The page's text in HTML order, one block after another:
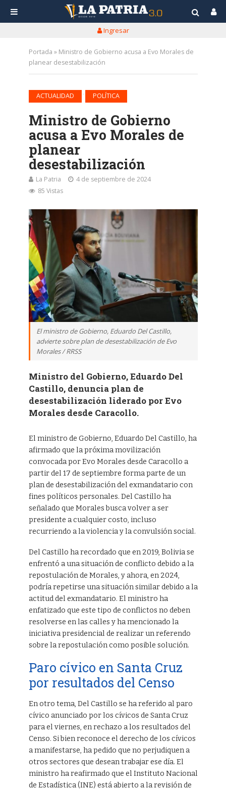
Ingresar
Portada » Ministro de Gobierno acusa a Evo Morales de
planear desestabilización
ACTUALIDAD POLÍTICA
Ministro de Gobierno
acusa a Evo Morales de
planear
desestabilización
La Patria
4 de septiembre de 2024
85 Vistas
El ministro de Gobierno, Eduardo Del Castillo,
advierte sobre plan de desestabilización de Evo
Morales / RRSS
Ministro del Gobierno, Eduardo Del
Castillo, denuncia plan de
desestabilización liderado por Evo
Morales desde Caracollo.
El ministro de Gobierno, Eduardo Del Castillo, ha
afirmado que la próxima movilización
convocada por Evo Morales desde Caracollo a
partir del 17 de septiembre forma parte de un
plan de desestabilización del exmandatario con
fines políticos personales. Del Castillo ha
señalado que Morales busca volver a ser
presidente a cualquier costo, incluso
recurriendo a la violencia y la convulsión social.
Del Castillo ha recordado que en 2019, Bolivia se
enfrentó a una situación de conflicto debido a la
repostulación de Morales, y ahora, en 2024,
podría repetirse una situación similar debido a la
actitud del exmandatario. El ministro ha
enfatizado que este tipo de conflictos no deben
resolverse en las calles y ha mencionado la
iniciativa presidencial de realizar un referendo
sobre la repostulación como posible solución.
Paro cívico en Santa Cruz
por resultados del Censo
En otro tema, Del Castillo se ha referido al paro
cívico anunciado por los cívicos de Santa Cruz
para el viernes, en rechazo a los resultados del
Censo. Si bien reconoce el derecho de los cívicos
a manifestarse, ha pedido que no perjudiquen a
otros sectores que desean trabajar ese día. El
ministro ha reafirmado que el Instituto Nacional
de Estadística (INE) está abierto a la revisión de